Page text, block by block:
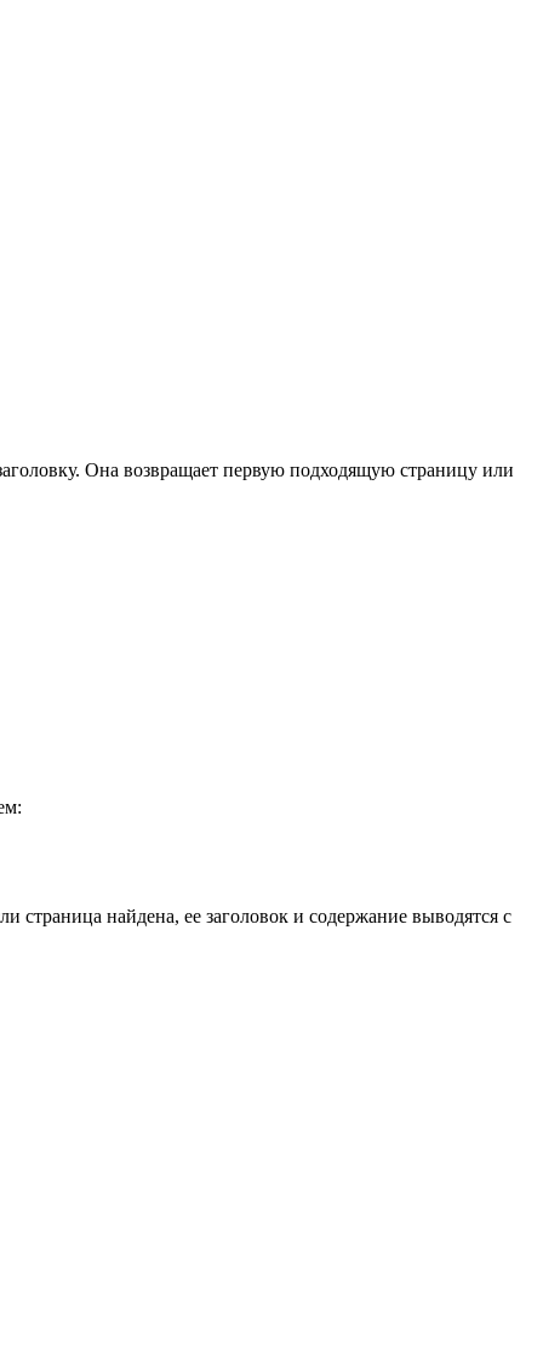
Она возвращает первую подходящую страницу или
страница найдена, ее заголовок и содержание выводятся с